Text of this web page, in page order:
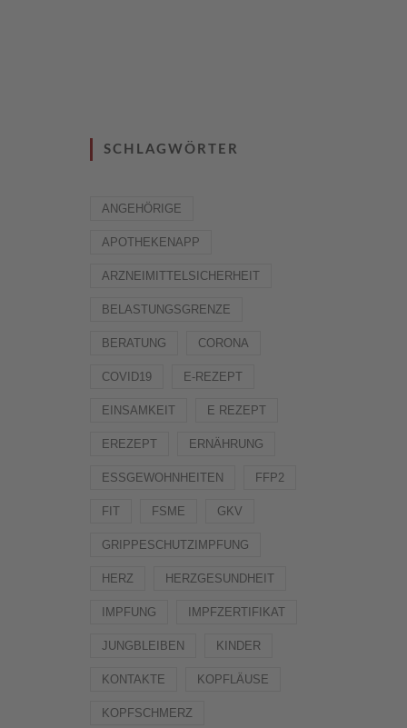
SCHLAGWÖRTER
ANGEHÖRIGE
APOTHEKENAPP
ARZNEIMITTELSICHERHEIT
BELASTUNGSGRENZE
BERATUNG CORONA
COVID19 E-REZEPT
EINSAMKEIT E REZEPT
EREZEPT ERNÄHRUNG
ESSGEWOHNHEITEN FFP2
FIT FSME GKV
GRIPPESCHUTZIMPFUNG
HERZ HERZGESUNDHEIT
IMPFUNG IMPFZERTIFIKAT
JUNGBLEIBEN KINDER
KONTAKTE KOPFLÄUSE
KOPFSCHMERZ